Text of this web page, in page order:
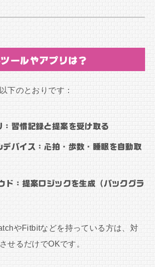
ールやアプリは？
下のとおりです：
：習慣記録と提案を受け取る
デバイス：心拍・歩数・睡眠を自動取
ド：提案ロジックを生成（バックグラ
やFitbitなどを持っている方は、対
せるだけでOKです。